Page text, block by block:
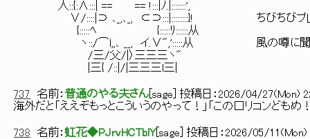
人::{:∧:::| == == !:::|ﾉ.|:::::::',
∨/::::|⊃ ､_,､_, ⊂⊃:::|::::::::}! ちびちびプレイ
{:::::ﾍ {:::::ﾘ::::::从
ヽ::/⌒l,,､ __, イ.∨",':::::从 風の噂に聞く通りこ
/三/父/|〉三三三ヽ"
|三{ /::|/|三三三l三|
737 名前： 普通のやる夫さん sage ] 投稿日： 2026/04/27(Mon)
海外だと「ええぞもっとこういうのやって！」「この□リコンども
738 名前： 虹花◆PJrvHCTblY[ sage ] 投稿日： 2026/05/11(Mon)